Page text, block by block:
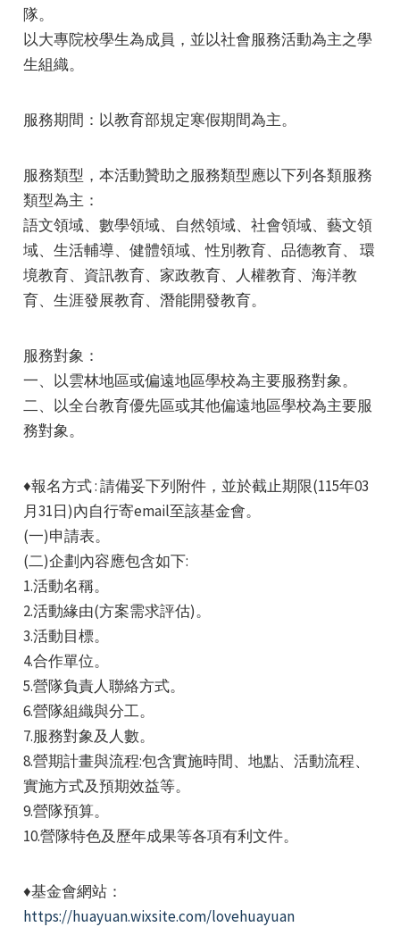
隊。
以大專院校學生為成員，並以社會服務活動為主之學
生組織。
服務期間：以教育部規定寒假期間為主。
服務類型，本活動贊助之服務類型應以下列各類服務
類型為主：
語文領域、數學領域、自然領域、社會領域、藝文領
域、生活輔導、健體領域、性別教育、品德教育、 環
境教育、資訊教育、家政教育、人權教育、海洋教
育、生涯發展教育、潛能開發教育。
服務對象：
一、以雲林地區或偏遠地區學校為主要服務對象。
二、以全台教育優先區或其他偏遠地區學校為主要服
務對象。
♦報名方式 : 請備妥下列附件，並於截止期限(115年03
月31日)內自行寄email至該基金會。
(一)申請表。
(二)企劃內容應包含如下:
1.活動名稱。
2.活動緣由(方案需求評估)。
3.活動目標。
4.合作單位。
5.營隊負責人聯絡方式。
6.營隊組織與分工。
7.服務對象及人數。
8.營期計畫與流程:包含實施時間、地點、活動流程、
實施方式及預期效益等。
9.營隊預算。
10.營隊特色及歷年成果等各項有利文件。
♦基金會網站：
https://huayuan.wixsite.com/lovehuayuan